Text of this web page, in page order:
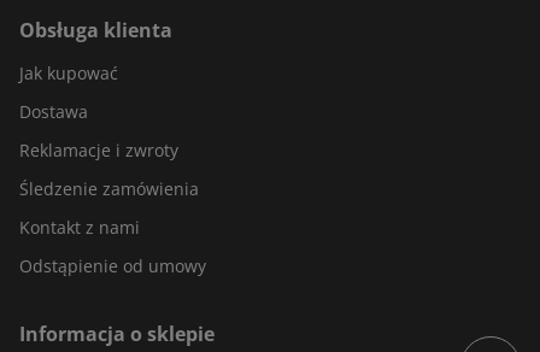
Obsługa klienta
Jak kupować
Dostawa
Reklamacje i zwroty
Śledzenie zamówienia
Kontakt z nami
Odstąpienie od umowy
Informacja o sklepie